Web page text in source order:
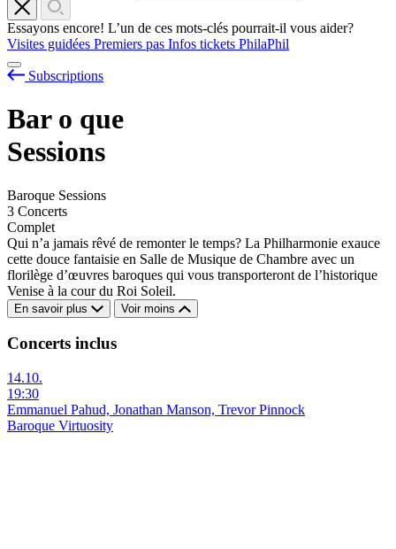
Essayons encore! L’un de ces mots-clés pourrait-il vous aider?
Visites guidées Premiers pas Infos tickets PhilaPhil
Subscriptions
Bar o que
Sessions
Baroque Sessions
3 Concerts
Complet
Qui n’a jamais rêvé de remonter le temps? La Philharmonie exauce
cette douce fantaisie en Salle de Musique de Chambre avec un
florilège d’œuvres baroques qui vous transporteront de l’historique
Venise à la cour du Roi Soleil.
En savoir plus Voir moins
Concerts inclus
14.10.
19:30
Emmanuel Pahud, Jonathan Manson, Trevor Pinnock
Baroque Virtuosity